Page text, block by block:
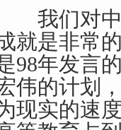
我们对中
就是非常
98年发言
伟的计划
现实的速